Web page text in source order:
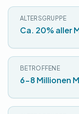
ALTERSGRUPPE
Ca. 20% aller
BETROFFENE
6-8 Millionen